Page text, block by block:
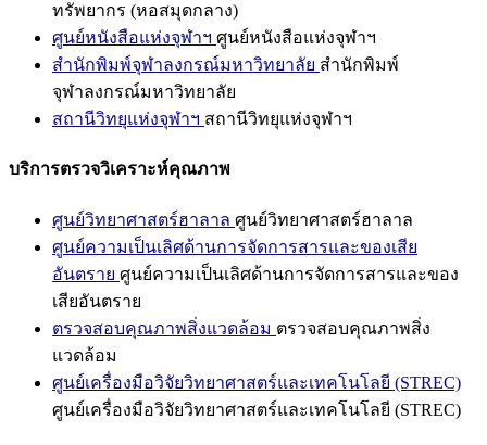
ทรัพยากร (หอสมุดกลาง)
ศูนย์หนังสือแห่งจุฬาฯ ศูนย์หนังสือแห่งจุฬาฯ
สำนักพิมพ์จุฬาลงกรณ์มหาวิทยาลัย สำนักพิมพ์
จุฬาลงกรณ์มหาวิทยาลัย
สถานีวิทยุแห่งจุฬาฯ สถานีวิทยุแห่งจุฬาฯ
บริการตรวจวิเคราะห์คุณภาพ
ศูนย์วิทยาศาสตร์ฮาลาล ศูนย์วิทยาศาสตร์ฮาลาล
ศูนย์ความเป็นเลิศด้านการจัดการสารและของเสีย
อันตราย ศูนย์ความเป็นเลิศด้านการจัดการสารและของ
เสียอันตราย
ตรวจสอบคุณภาพสิ่งแวดล้อม ตรวจสอบคุณภาพสิ่ง
แวดล้อม
ศูนย์เครื่องมือวิจัยวิทยาศาสตร์และเทคโนโลยี (STREC)
ศูนย์เครื่องมือวิจัยวิทยาศาสตร์และเทคโนโลยี (STREC)